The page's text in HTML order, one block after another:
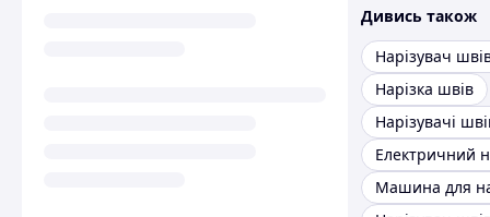
Дивись також
Нарізувач
Нарізка швів